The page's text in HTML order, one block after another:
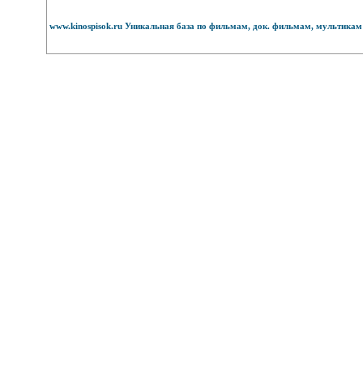
www.kinospisok.ru Уникальная база по фильмам, док. фильмам,